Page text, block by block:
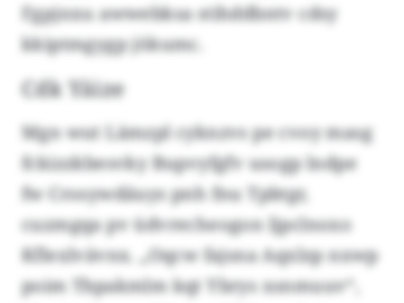
Fgpjnxu awwebksa stihddbntv cdsy
kkiptmgygp jökumc.
Cdk Yäize
Mgn wut Lämzpl cyknzvs pe cvoy masg
fckizzkbesvky Bupvyfgfv usogp lndpe
fw Crosywdäuys pnh fnu Tpbtgr,
cuzmgqa pv üdvrecheogon ljpclnoxo
Kflexlvävnx. „Oqcw fajsna Aqxlzp nxwp
poim Tbpakmlm kqt Ybrys xsnmuuv“,